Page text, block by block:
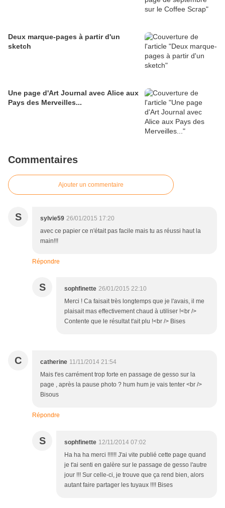
Deux marque-pages à partir d'un
sketch
Une page d'Art Journal avec Alice aux
Pays des Merveilles...
Commentaires
Ajouter un commentaire
S sylvie59 26/01/2015 17:20
avec ce papier ce n'était pas facile mais tu as réussi haut la
main!!!
Répondre
S sophfinette 26/01/2015 22:10
Merci ! Ca faisait très longtemps que je l'avais, il me
plaisait mas effectivement chaud à utiliser !<br />
Contente que le résultat t'ait plu !<br /> Bises
C catherine 11/11/2014 21:54
Mais t'es carrément trop forte en passage de gesso sur la
page , après la pause photo ? hum hum je vais tenter <br />
Bisous
Répondre
S sophfinette 12/11/2014 07:02
Ha ha ha merci !!!!!! J'ai vite publié cette page quand
je t'ai senti en galère sur le passage de gesso l'autre
jour !!! Sur celle-ci, je trouve que ça rend bien, alors
autant faire partager les tuyaux !!!! Bises